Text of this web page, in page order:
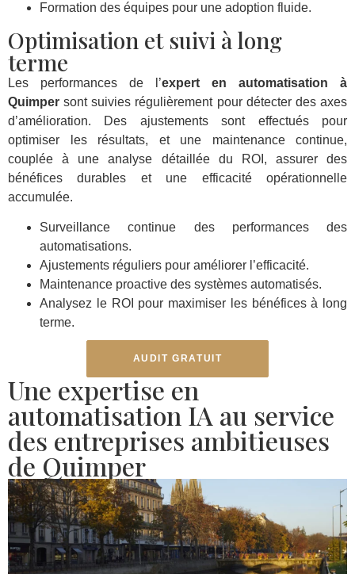
Formation des équipes pour une adoption fluide.
Optimisation et suivi à long
terme
Les performances de l’expert en automatisation à
Quimper sont suivies régulièrement pour détecter des axes
d’amélioration. Des ajustements sont effectués pour
optimiser les résultats, et une maintenance continue,
couplée à une analyse détaillée du ROI, assurer des
bénéfices durables et une efficacité opérationnelle
accumulée.
Surveillance continue des performances des
automatisations.
Ajustements réguliers pour améliorer l’efficacité.
Maintenance proactive des systèmes automatisés.
Analysez le ROI pour maximiser les bénéfices à long
terme.
AUDIT GRATUIT
Une expertise en
automatisation IA au service
des entreprises ambitieuses
de Quimper